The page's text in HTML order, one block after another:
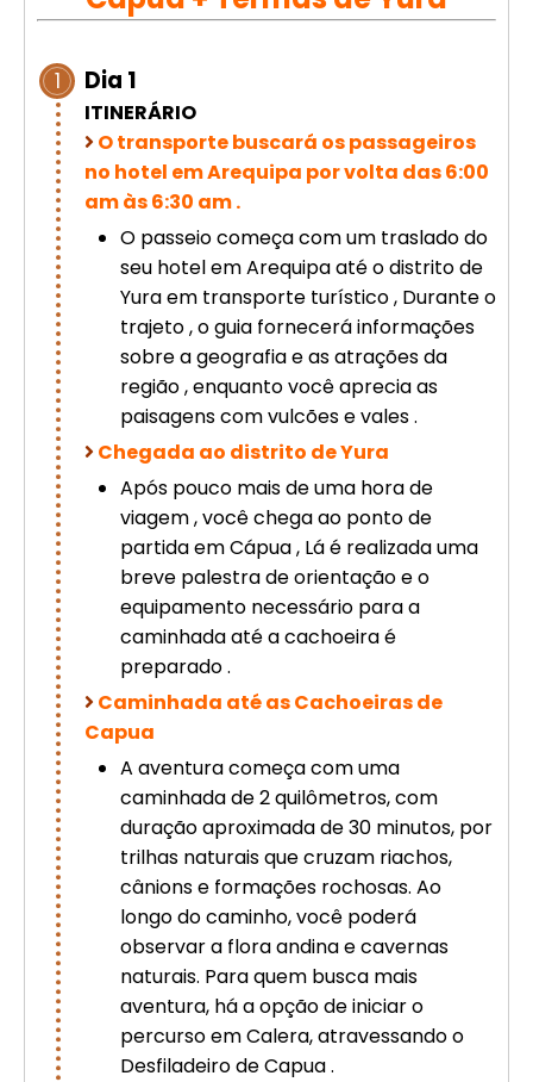
Cusco – Acomodação em hotel 4
Excursão de luxo de 8 dias em
Cusco: Machu Picchu + hotel 4
estrelas
1 Dia 1
ITINERÁRIO
O transporte buscará os passageiros
no hotel em Arequipa por volta das 6:00
am às 6:30 am .
O passeio começa com um traslado do
seu hotel em Arequipa até o distrito de
Yura em transporte turístico , Durante o
trajeto , o guia fornecerá informações
sobre a geografia e as atrações da
região , enquanto você aprecia as
paisagens com vulcões e vales .
Chegada ao distrito de Yura
Após pouco mais de uma hora de
viagem , você chega ao ponto de
partida em Cápua , Lá é realizada uma
breve palestra de orientação e o
equipamento necessário para a
caminhada até a cachoeira é
preparado .
Caminhada até as Cachoeiras de
Capua
A aventura começa com uma
caminhada de 2 quilômetros, com
duração aproximada de 30 minutos, por
trilhas naturais que cruzam riachos,
cânions e formações rochosas. Ao
longo do caminho, você poderá
observar a flora andina e cavernas
naturais. Para quem busca mais
aventura, há a opção de iniciar o
percurso em Calera, atravessando o
Desfiladeiro de Capua .